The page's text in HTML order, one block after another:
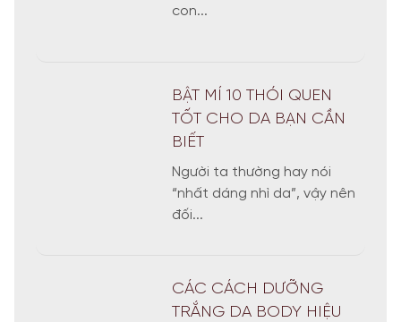
con...
BẬT MÍ 10 THÓI QUEN
TỐT CHO DA BẠN CẦN
BIẾT
Người ta thường hay nói
“nhất dáng nhì da”, vậy nên
đối...
CÁC CÁCH DƯỠNG
TRẮNG DA BODY HIỆU